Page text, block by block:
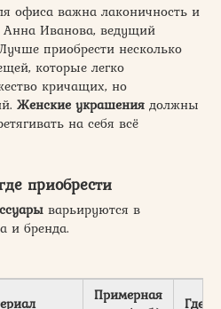
офиса важна лаконичность и
Анна Иванова, ведущий
приобрести несколько
которые легко
кричащих, но
Женские украшения должны
на себя всё
приобрести
варьируются в
и бренда.
Примерная
Где